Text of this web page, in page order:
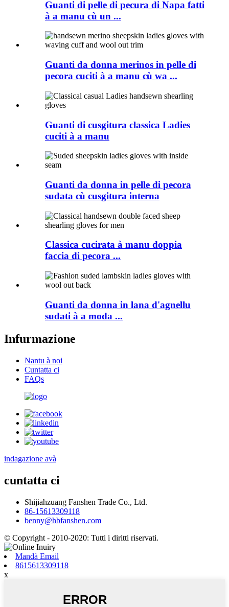
Guanti di pelle di pecura di Napa fatti
à a manu cù un ...
Guanti da donna merinos in pelle di
pecora cuciti à a manu cù wa ...
Guanti di cusgitura classica Ladies
cuciti à a manu
Guanti da donna in pelle di pecora
sudata cù cusgitura interna
Classica cucirata à manu doppia
faccia di pecora ...
Guanti da donna in lana d'agnellu
sudati à a moda ...
Infurmazione
Nantu à noi
Cuntatta ci
FAQs
indagazione avà
cuntatta ci
Shijiahzuang Fanshen Trade Co., Ltd.
86-15613309118
benny@hbfanshen.com
© Copyright - 2010-2020: Tutti i diritti riservati.
Mandà Email
8615613309118
x